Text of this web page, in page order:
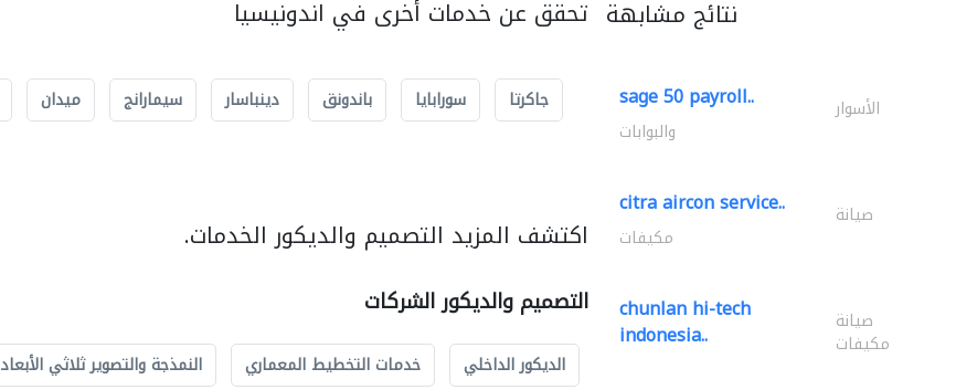
تحقق عن خدمات أخرى في اندونيسيا
جاكرتا سورابايا باندونق دينباسار سيمارانج ميدان
اكتشف المزيد التصميم والديكور الخدمات.
التصميم والديكور الشركات
الديكور الداخلي خدمات التخطيط المعماري النمذجة والتصوير ثلاثي الأبعاد
نتائج مشابهة
sage 50 payroll.. الأسوار
والبوابات
citra aircon service.. صيانة
مكيفات
chunlan hi-tech
indonesia.. صيانة
مكيفات